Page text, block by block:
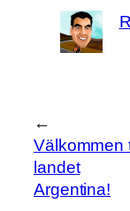
←
Välkommen
landet
Argentina!